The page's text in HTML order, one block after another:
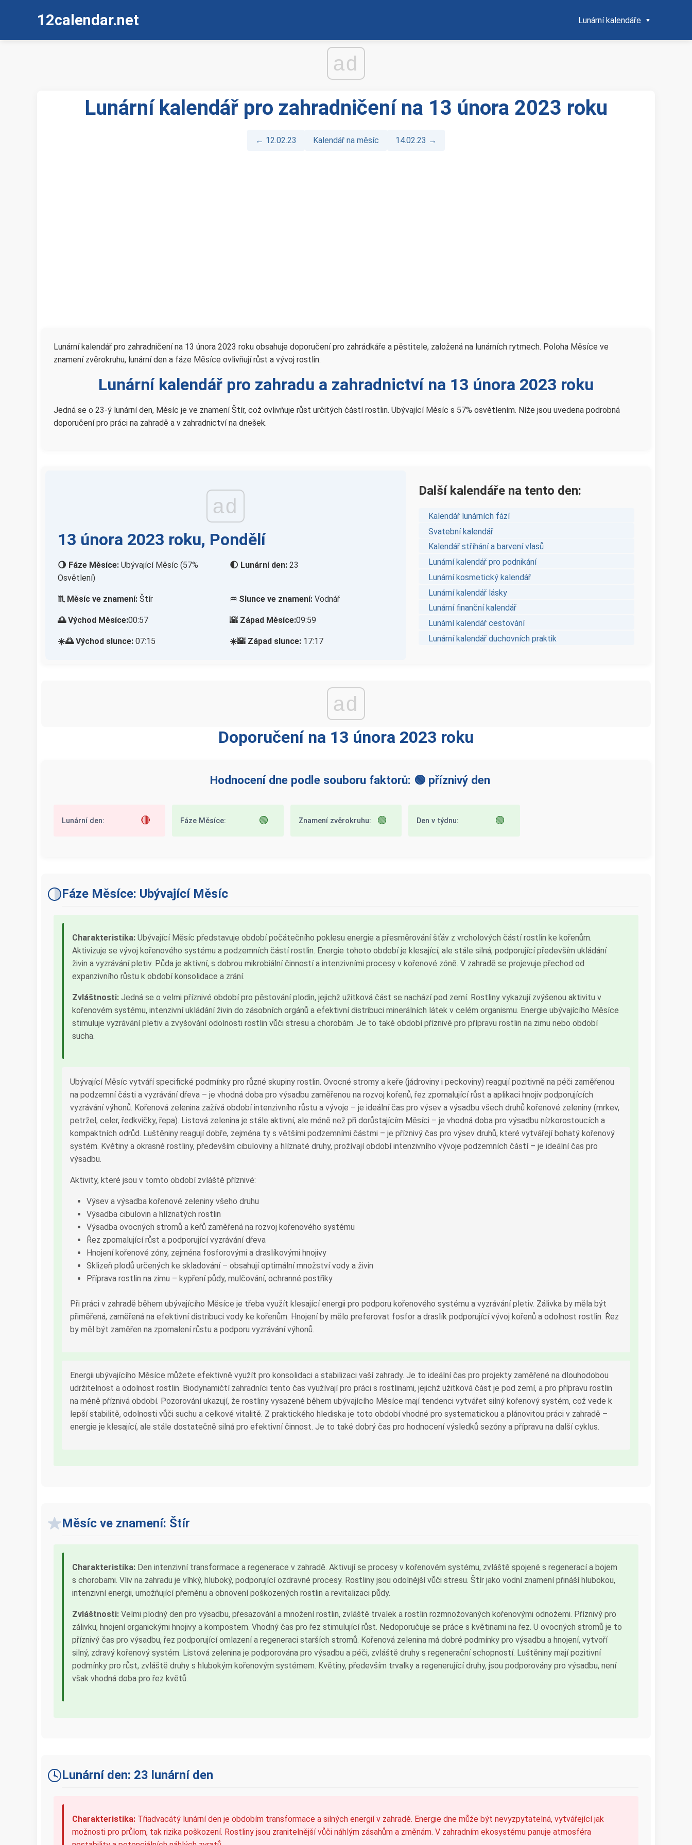
12calendar.net Lunární kalendáře
ad
Lunární kalendář pro zahradničení na 13 února 2023 roku
← 12.02.23 Kalendář na měsíc 14.02.23 →
Lunární kalendář pro zahradničení na 13 února 2023 roku obsahuje doporučení pro zahrádkáře a pěstitele, založená na lunárních rytmech. Poloha Měsíce ve
znamení zvěrokruhu, lunární den a fáze Měsíce ovlivňují růst a vývoj rostlin.
Lunární kalendář pro zahradu a zahradnictví na 13 února 2023 roku
Jedná se o 23-ý lunární den, Měsíc je ve znamení Štír, což ovlivňuje růst určitých částí rostlin. Ubývající Měsíc s 57% osvětlením. Níže jsou uvedena podrobná
doporučení pro práci na zahradě a v zahradnictví na dnešek.
ad
13 února 2023 roku, Pondělí
🌖 Fáze Měsíce: Ubývající Měsíc (57%
Osvětlení)
🌓 Lunární den: 23
♏ Měsíc ve znamení: Štír ♒ Slunce ve znamení: Vodnář
🌅 Východ Měsíce:00:57 🌇 Západ Měsíce:09:59
☀️🌅 Východ slunce: 07:15 ☀️🌇 Západ slunce: 17:17
Další kalendáře na tento den:
Kalendář lunárních fází
Svatební kalendář
Kalendář stříhání a barvení vlasů
Lunární kalendář pro podnikání
Lunární kosmetický kalendář
Lunární kalendář lásky
Lunární finanční kalendář
Lunární kalendář cestování
Lunární kalendář duchovních praktik
ad
Doporučení na 13 února 2023 roku
Hodnocení dne podle souboru faktorů: 🟢 příznivý den
Lunární den: 🔴 Fáze Měsíce: 🟢 Znamení zvěrokruhu: 🟢 Den v týdnu: 🟢
Fáze Měsíce: Ubývající Měsíc
Charakteristika: Ubývající Měsíc představuje období počátečního poklesu energie a přesměrování šťáv z vrcholových částí rostlin ke kořenům.
Aktivizuje se vývoj kořenového systému a podzemních částí rostlin. Energie tohoto období je klesající, ale stále silná, podporující především ukládání
živin a vyzrávání pletiv. Půda je aktivní, s dobrou mikrobiální činností a intenzivními procesy v kořenové zóně. V zahradě se projevuje přechod od
expanzivního růstu k období konsolidace a zrání.
Zvláštnosti: Jedná se o velmi příznivé období pro pěstování plodin, jejichž užitková část se nachází pod zemí. Rostliny vykazují zvýšenou aktivitu v
kořenovém systému, intenzivní ukládání živin do zásobních orgánů a efektivní distribuci minerálních látek v celém organismu. Energie ubývajícího Měsíce
stimuluje vyzrávání pletiv a zvyšování odolnosti rostlin vůči stresu a chorobám. Je to také období příznivé pro přípravu rostlin na zimu nebo období
sucha.
Ubývající Měsíc vytváří specifické podmínky pro různé skupiny rostlin. Ovocné stromy a keře (jádroviny i peckoviny) reagují pozitivně na péči zaměřenou
na podzemní části a vyzrávání dřeva – je vhodná doba pro výsadbu zaměřenou na rozvoj kořenů, řez zpomalující růst a aplikaci hnojiv podporujících
vyzrávání výhonů. Kořenová zelenina zažívá období intenzivního růstu a vývoje – je ideální čas pro výsev a výsadbu všech druhů kořenové zeleniny (mrkev,
petržel, celer, ředkvičky, řepa). Listová zelenina je stále aktivní, ale méně než při dorůstajícím Měsíci – je vhodná doba pro výsadbu nízkorostoucích a
kompaktních odrůd. Luštěniny reagují dobře, zejména ty s většími podzemními částmi – je příznivý čas pro výsev druhů, které vytvářejí bohatý kořenový
systém. Květiny a okrasné rostliny, především cibuloviny a hlíznaté druhy, prožívají období intenzivního vývoje podzemních částí – je ideální čas pro
výsadbu.
Aktivity, které jsou v tomto období zvláště příznivé:
Výsev a výsadba kořenové zeleniny všeho druhu
Výsadba cibulovin a hlíznatých rostlin
Výsadba ovocných stromů a keřů zaměřená na rozvoj kořenového systému
Řez zpomalující růst a podporující vyzrávání dřeva
Hnojení kořenové zóny, zejména fosforovými a draslíkovými hnojivy
Sklizeň plodů určených ke skladování – obsahují optimální množství vody a živin
Příprava rostlin na zimu – kypření půdy, mulčování, ochranné postřiky
Při práci v zahradě během ubývajícího Měsíce je třeba využít klesající energii pro podporu kořenového systému a vyzrávání pletiv. Zálivka by měla být
přiměřená, zaměřená na efektivní distribuci vody ke kořenům. Hnojení by mělo preferovat fosfor a draslík podporující vývoj kořenů a odolnost rostlin. Řez
by měl být zaměřen na zpomalení růstu a podporu vyzrávání výhonů.
Energii ubývajícího Měsíce můžete efektivně využít pro konsolidaci a stabilizaci vaší zahrady. Je to ideální čas pro projekty zaměřené na dlouhodobou
udržitelnost a odolnost rostlin. Biodynamičtí zahradníci tento čas využívají pro práci s rostlinami, jejichž užitková část je pod zemí, a pro přípravu rostlin
na méně příznivá období. Pozorování ukazují, že rostliny vysazené během ubývajícího Měsíce mají tendenci vytvářet silný kořenový systém, což vede k
lepší stabilitě, odolnosti vůči suchu a celkové vitalitě. Z praktického hlediska je toto období vhodné pro systematickou a plánovitou práci v zahradě –
energie je klesající, ale stále dostatečně silná pro efektivní činnost. Je to také dobrý čas pro hodnocení výsledků sezóny a přípravu na další cyklus.
Měsíc ve znamení: Štír
Charakteristika: Den intenzivní transformace a regenerace v zahradě. Aktivují se procesy v kořenovém systému, zvláště spojené s regenerací a bojem
s chorobami. Vliv na zahradu je vlhký, hluboký, podporující ozdravné procesy. Rostliny jsou odolnější vůči stresu. Štír jako vodní znamení přináší hlubokou,
intenzivní energii, umožňující přeměnu a obnovení poškozených rostlin a revitalizaci půdy.
Zvláštnosti: Velmi plodný den pro výsadbu, přesazování a množení rostlin, zvláště trvalek a rostlin rozmnožovaných kořenovými odnožemi. Příznivý pro
zálivku, hnojení organickými hnojivy a kompostem. Vhodný čas pro řez stimulující růst. Nedoporučuje se práce s květinami na řez. U ovocných stromů je to
příznivý čas pro výsadbu, řez podporující omlazení a regeneraci starších stromů. Kořenová zelenina má dobré podmínky pro výsadbu a hnojení, vytvoří
silný, zdravý kořenový systém. Listová zelenina je podporována pro výsadbu a péči, zvláště druhy s regenerační schopností. Luštěniny mají pozitivní
podmínky pro růst, zvláště druhy s hlubokým kořenovým systémem. Květiny, především trvalky a regenerující druhy, jsou podporovány pro výsadbu, není
však vhodná doba pro řez květů.
Lunární den: 23 lunární den
Charakteristika: Třiadvacátý lunární den je obdobím transformace a silných energií v zahradě. Energie dne může být nevyzpytatelná, vytvářející jak
možnosti pro průlom, tak rizika poškození. Rostliny jsou zranitelnější vůči náhlým zásahům a změnám. V zahradním ekosystému panuje atmosféra